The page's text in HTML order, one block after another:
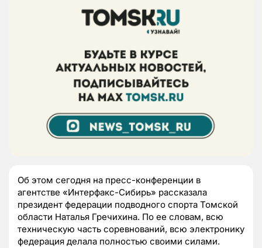
Об этом сегодня на пресс-конференции в
агентстве «Интерфакс-Сибирь» рассказала
президент федерации подводного спорта Томской
области Наталья Гречихина. По ее словам, всю
техническую часть соревнований, всю электронику
федерация делала полностью своими силами.